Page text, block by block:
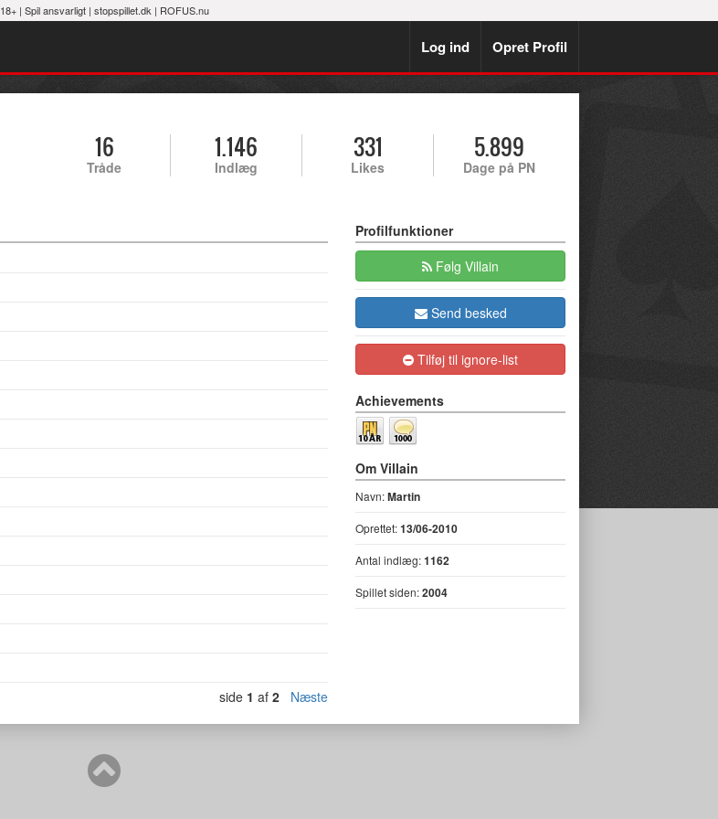
18+ | Spil ansvarligt| stopspillet.dk | ROFUS.nu
Log ind Opret Profil
16
Tråde
1.146
Indlæg
331
Likes
5.899
Dage på PN
side 1 af 2 Næste
Profilfunktioner
Følg Villain
Send besked
Tilføj til ignore-list
Achievements
Om Villain
Navn:Martin
Oprettet:13/06-2010
Antal indlæg:1162
Spillet siden:2004